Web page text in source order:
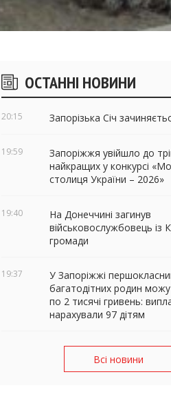
Бічні
віджети
ОСТАННІ НОВИНИ
20:15 Запорізька Січ
19:59
Запоріжжя увійшло до
найкращих у конкурсі
столиця України – 2026»
19:40
На Донеччині загинув
військовослужбовець із
громади
19:37
У Запоріжжі
багатодітних родин
по 2 тисячі гривень:
нарахували 97 дітям
Всі новини